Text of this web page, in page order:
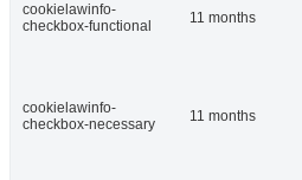
cookielawinfo-
checkbox-functional
11 months
cookielawinfo-
checkbox-necessary
11 months